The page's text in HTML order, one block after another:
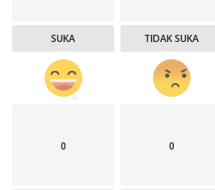
SUKA TIDAK SUKA
0 0